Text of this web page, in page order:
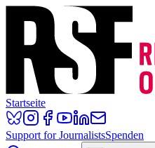
Startseite
Support for JournalistsSpenden